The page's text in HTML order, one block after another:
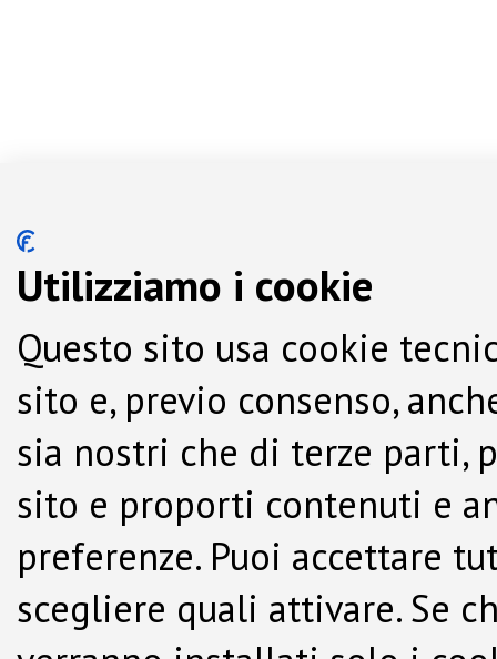
Utilizziamo i cookie
Questo sito usa cookie
sito e, previo consenso,
sia nostri che di terze parti,
sito e proporti contenuti e
preferenze. Puoi accettare
scegliere quali attivare. Se